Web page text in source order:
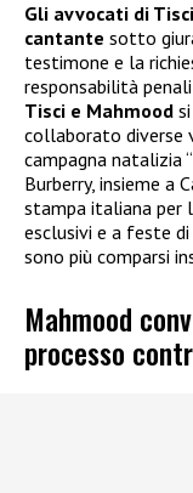
Gli avvocati di
cantante sotto
testimone e la
responsabilità
Tisci e Mahmood
collaborato diverse
campagna natalizia
Burberry, insieme a
stampa italiana per
esclusivi e a feste
sono più comparsi
Mahmood
processo